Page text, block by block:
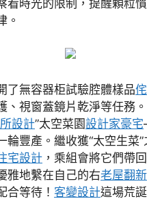
看時光的限制，提醒顆粒
。
了無容器柜試驗腔體樣品
、視窗蓋鏡片乾淨等任務
設計”太空菜園設計家豪宅
輪豐產。繼收獲“太空生菜
宅設計 ，乘組會將它們帶
雅地繫在自己的右老屋翻新
合等待！ 客變設計這場荒